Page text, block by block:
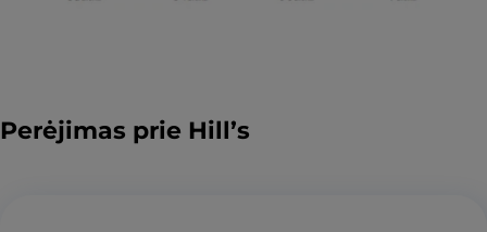
Perėjimas prie Hill’s